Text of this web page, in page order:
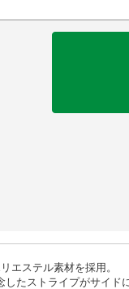
エステル素材を採用。
たストライプがサイド